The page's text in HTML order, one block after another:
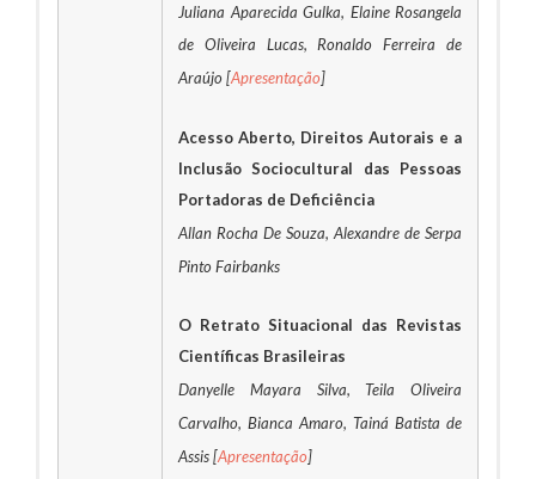
Juliana Aparecida Gulka, Elaine Rosangela
de Oliveira Lucas, Ronaldo Ferreira de
Araújo [Apresentação]
Acesso Aberto, Direitos Autorais e a
Inclusão Sociocultural das Pessoas
Portadoras de Deficiência
Allan Rocha De Souza, Alexandre de Serpa
Pinto Fairbanks
O Retrato Situacional das Revistas
Científicas Brasileiras
Danyelle Mayara Silva, Teila Oliveira
Carvalho, Bianca Amaro, Tainá Batista de
Assis [Apresentação]